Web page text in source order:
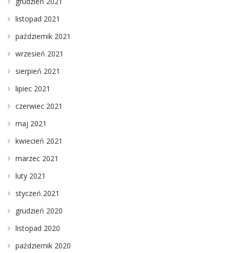
listopad 2021
październik 2021
wrzesień 2021
sierpień 2021
lipiec 2021
czerwiec 2021
maj 2021
kwiecień 2021
marzec 2021
luty 2021
styczeń 2021
grudzień 2020
listopad 2020
październik 2020